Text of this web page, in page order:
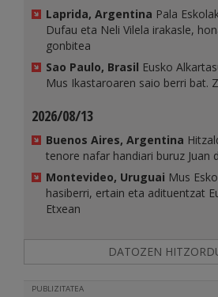
Laprida, Argentina Pala
Dufau eta Neli Vilela irakasle,
gonbitea
Sao Paulo, Brasil Eusko
Mus Ikastaroaren saio berri bat.
2026/08/13
Buenos Aires, Argentina
tenore nafar handiari buruz Juan
Montevideo, Uruguai Mus
hasiberri, ertain eta adituentzat
Etxean
DATOZEN
PUBLIZITATEA